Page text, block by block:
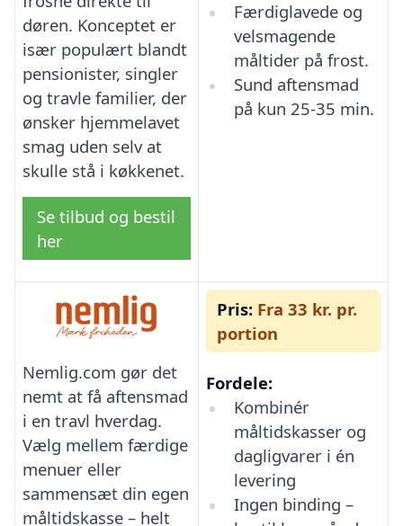
døren. Konceptet er
især populært blandt
pensionister, singler
og travle familier, der
ønsker hjemmelavet
smag uden selv at
skulle stå i køkkenet.
Se tilbud og bestil
her
Færdiglavede og
velsmagende
måltider på frost.
Sund aftensmad
på kun 25-35 min.
Nemlig.com gør det
nemt at få aftensmad
i en travl hverdag.
Vælg mellem færdige
menuer eller
sammensæt din egen
måltidskasse – helt
Pris: Fra 33 kr. pr.
portion
Fordele:
Kombinér
måltidskasser og
dagligvarer i én
levering
Ingen binding –